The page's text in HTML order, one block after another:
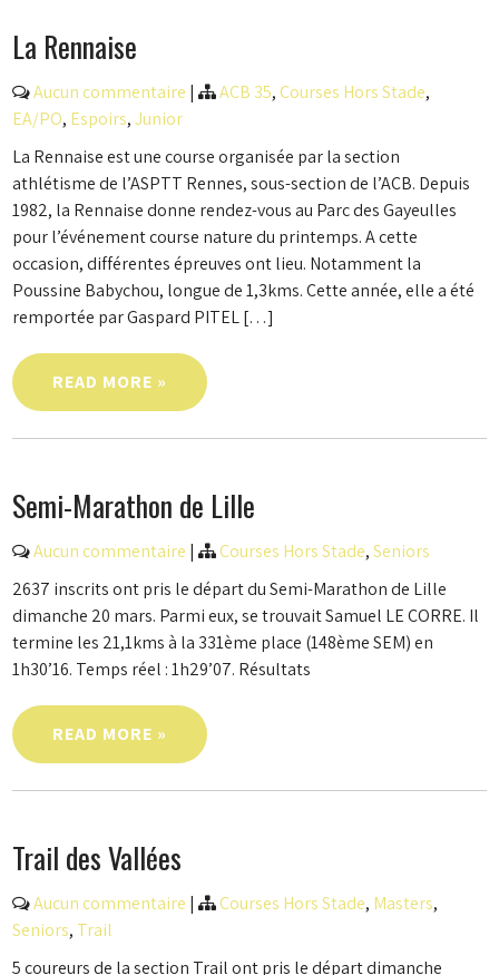
La Rennaise
Aucun commentaire | ACB 35,Courses Hors Stade,
EA/PO, Espoirs,Junior
La Rennaise est une course organisée par la section
athlétisme de l’ASPTT Rennes, sous-section de l’ACB. Depuis
1982, la Rennaise donne rendez-vous au Parc des Gayeulles
pour l’événement course nature du printemps. A cette
occasion, différentes épreuves ont lieu. Notamment la
Poussine Babychou, longue de 1,3kms. Cette année, elle a été
remportée par Gaspard PITEL […]
READ MORE »
Semi-Marathon de Lille
Aucun commentaire | Courses Hors Stade,Seniors
2637 inscrits ont pris le départ du Semi-Marathon de Lille
dimanche 20 mars. Parmi eux, se trouvait Samuel LE CORRE. Il
termine les 21,1kms à la 331ème place (148ème SEM) en
1h30’16. Temps réel : 1h29’07. Résultats
READ MORE »
Trail des Vallées
Aucun commentaire | Courses Hors Stade, Masters,
Seniors, Trail
5 coureurs de la section Trail ont pris le départ dimanche